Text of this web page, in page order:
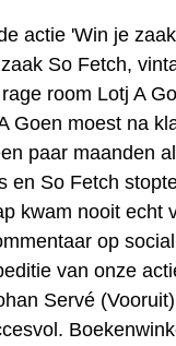
actie 'Win je
So Fetch,
room Lotj A
Goen moest na
paar maanden
en So Fetch
kwam nooit echt
op
van onze
Servé